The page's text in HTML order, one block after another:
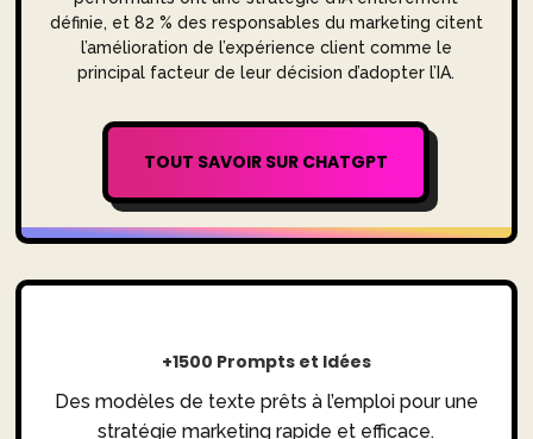
définie, et 82 % des responsables du marketing citent
l’amélioration de l’expérience client comme le
principal facteur de leur décision d’adopter l’IA.
TOUT SAVOIR SUR CHATGPT
+1500 Prompts et Idées
Des modèles de texte prêts à l’emploi pour une
stratégie marketing rapide et efficace.